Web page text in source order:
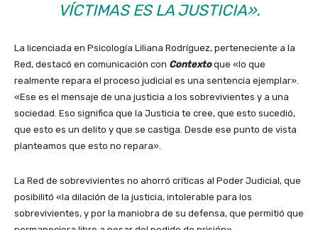
VÍCTIMAS ES LA JUSTICIA».
La licenciada en Psicología Liliana Rodríguez, perteneciente a la
Red, destacó en comunicación con Contexto que «lo que
realmente repara el proceso judicial es una sentencia ejemplar».
«Ese es el mensaje de una justicia a los sobrevivientes y a una
sociedad. Eso significa que la Justicia te cree, que esto sucedió,
que esto es un delito y que se castiga. Desde ese punto de vista
planteamos que esto no repara».
La Red de sobrevivientes no ahorró críticas al Poder Judicial, que
posibilitó «la dilación de la justicia, intolerable para los
sobrevivientes, y por la maniobra de su defensa, que permitió que